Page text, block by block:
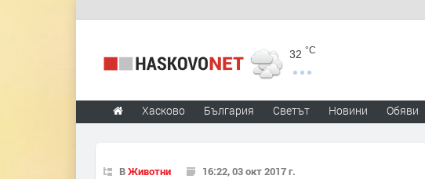
32 °C
Хасково България Светът Новини Обяви
ВЖивотни 16:22, 03 окт 2017 г.